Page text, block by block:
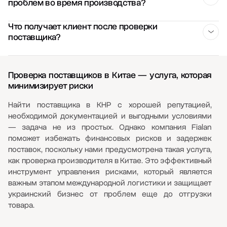
признак не обязательно означает мошенничество, но
требует объяснения.
ситуацию могут быть ограничены условиями договора и
информацию о компании, связаться с ее
представителями и при необходимости организовать
лучше сразу после появления сомнений, не дожидаясь
даты отгрузки.
Проверка показывает состояние компании и
производства на момент ее проведения, но не может
замену материалов или снижение качества. После
подтверждения надежности поставщика важно
правильно зафиксировать требования в документах и
отдельно контролировать изготовление партии.
Что получает клиент после проверки
поставщика?
результаты документального анализа и выводы по
обнаруженным рискам. Если проводился выезд на
предприятие, отчет дополняется фактическими данными
о производстве и материалами с места проверки. На
основании этой информации можно решить, начинать ли
сотрудничество, запросить ли дополнительные гарантии
или выбрать другого поставщика.
Проверка поставщиков в Китае — услуга, которая
минимизирует риски
Найти поставщика в КНР с хорошей репутацией,
необходимой документацией и выгодными условиями
— задача не из простых. Однако компания Fialan
поможет избежать финансовых рисков и задержек
поставок, поскольку нами предусмотрена такая услуга,
как проверка производителя в Китае. Это эффективный
инструмент управления рисками, который является
важным этапом международной логистики и защищает
украинский бизнес от проблем еще до отгрузки
товара.